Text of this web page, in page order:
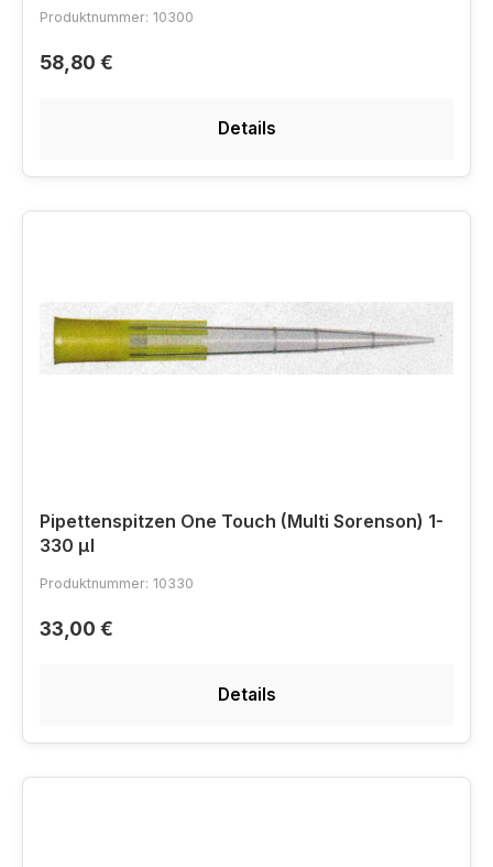
Produktnummer: 10300
58,80 €
Details
Pipettenspitzen One Touch (Multi Sorenson) 1-
330 µl
Produktnummer: 10330
33,00 €
Details